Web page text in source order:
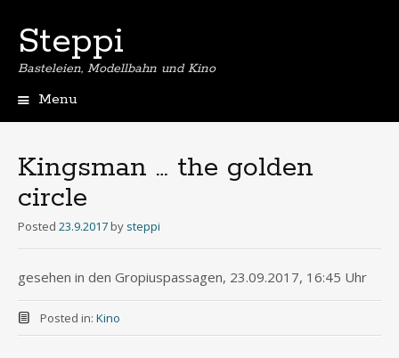
Steppi
Basteleien, Modellbahn und Kino
Menu
Kingsman … the golden
circle
Posted 23.9.2017 by steppi
gesehen in den Gropiuspassagen, 23.09.2017, 16:45 Uhr
Posted in: Kino